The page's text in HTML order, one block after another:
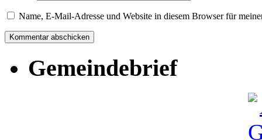
Name, E-Mail-Adresse und Website in diesem Browser für
Gemeindebrief